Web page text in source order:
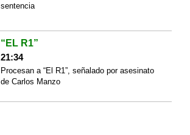
sentencia
“EL R1”
21:34
Procesan a “El R1”, señalado por asesinato
de Carlos Manzo